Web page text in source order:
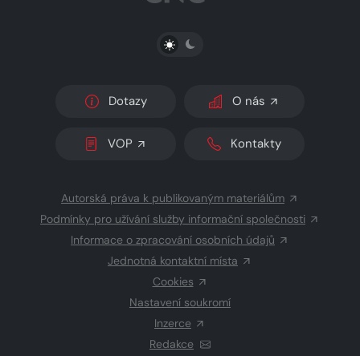
PŘEPNOUT SVĚTLÝ/TMAVÝ REŽIM
Dotazy O nás
VOP Kontakty
Autorská práva k publikovaným materiálům
Podmínky pro užívání služby informační společnosti
Informace o zpracování osobních údajů
Jednotná kontaktní místa
Cookies
Nastavení soukromí
Inzerce
Redakce